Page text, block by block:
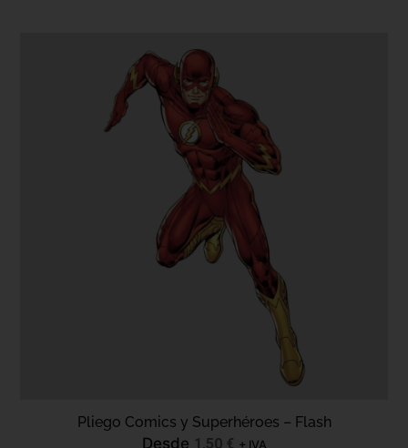
Pliego Comics y Superhéroes – Flash
Desde 1,50 € + IVA